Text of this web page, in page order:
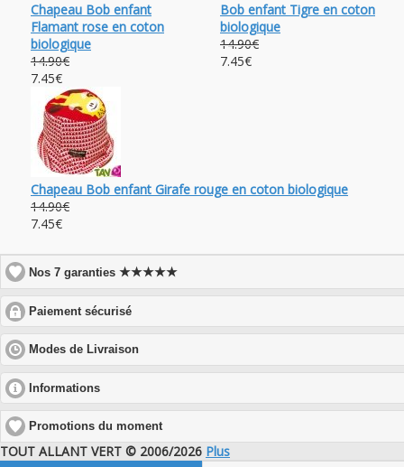
Chapeau Bob enfant
Flamant rose en coton
biologique
14.90€
7.45€
Bob enfant Tigre en coton
biologique
14.90€
7.45€
Chapeau Bob enfant Girafe rouge en coton biologique
14.90€
7.45€
Nos 7 garanties★★★★★
Paiement sécurisé
to
expand
Modes de Livraison
to
contents
Informations
to
expand
Promotions du moment
TOUT ALLANT VERT © 2006/2026 Plus